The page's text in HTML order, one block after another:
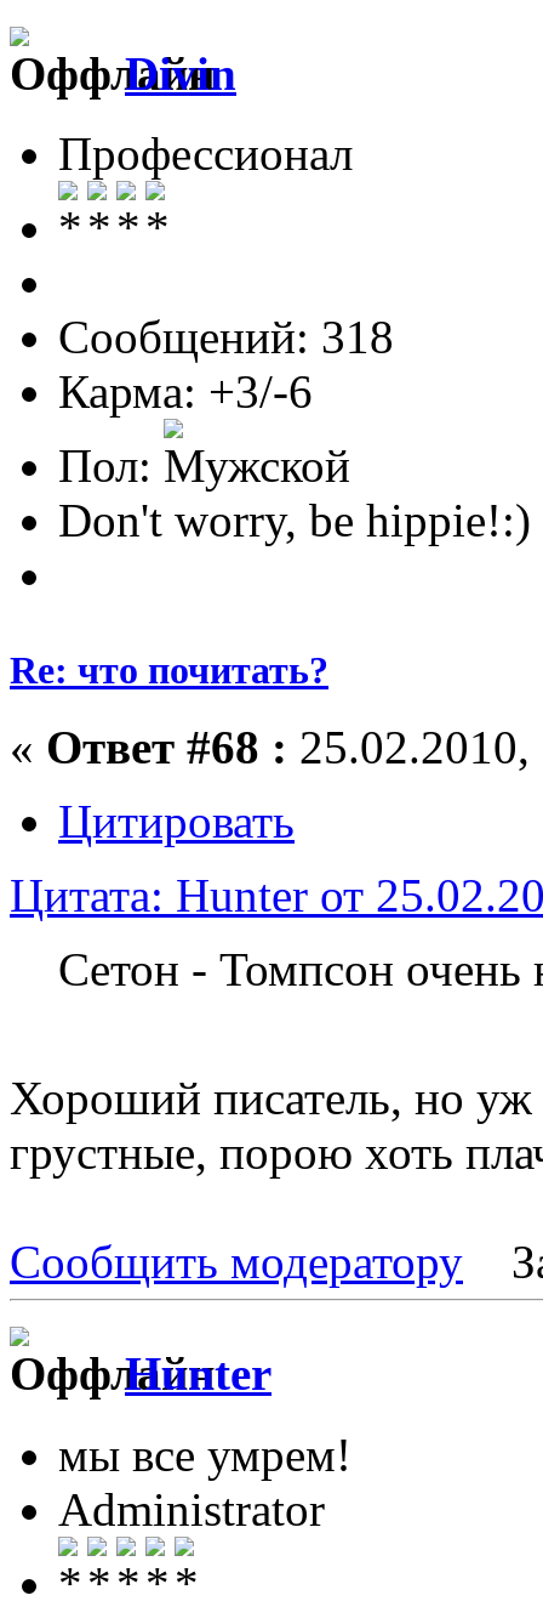
Divin
Профессионал
Сообщений: 318
Карма: +3/-6
Пол:
Don't worry, be hippie!:)
Re: что почитать?
« Ответ #68 :
Цитировать
Цитата: Hunter от
Сетон - Томпсон очень
Хороший писатель, но уж
грустные, порою хоть
Сообщить модератору
Hunter
мы все умрем!
Administrator